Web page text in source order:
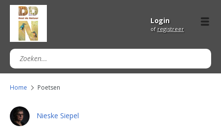
Login
of registreer
Home Poetsen
Nieske Siepel